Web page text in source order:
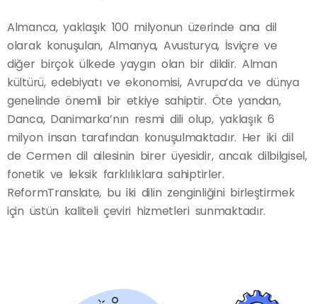
Almanca, yaklaşık 100 milyonun üzerinde ana dil
olarak konuşulan, Almanya, Avusturya, İsviçre ve
diğer birçok ülkede yaygın olan bir dildir. Alman
kültürü, edebiyatı ve ekonomisi, Avrupa’da ve dünya
genelinde önemli bir etkiye sahiptir. Öte yandan,
Danca, Danimarka’nın resmi dili olup, yaklaşık 6
milyon insan tarafından konuşulmaktadır. Her iki dil
de Cermen dil ailesinin birer üyesidir, ancak dilbilgisel,
fonetik ve leksik farklılıklara sahiptirler.
ReformTranslate, bu iki dilin zenginliğini birleştirmek
için üstün kaliteli çeviri hizmetleri sunmaktadır.